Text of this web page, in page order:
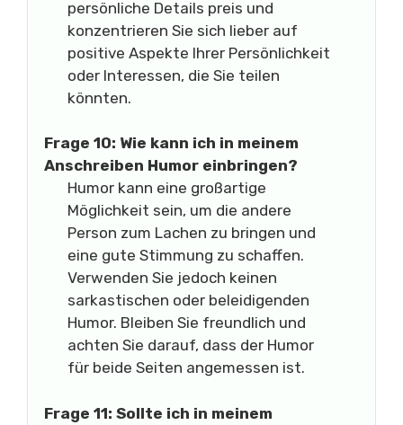
persönliche Details preis und
konzentrieren Sie sich lieber auf
positive Aspekte Ihrer Persönlichkeit
oder Interessen, die Sie teilen
könnten.
Frage 10: Wie kann ich in meinem
Anschreiben Humor einbringen?
Humor kann eine großartige
Möglichkeit sein, um die andere
Person zum Lachen zu bringen und
eine gute Stimmung zu schaffen.
Verwenden Sie jedoch keinen
sarkastischen oder beleidigenden
Humor. Bleiben Sie freundlich und
achten Sie darauf, dass der Humor
für beide Seiten angemessen ist.
Frage 11: Sollte ich in meinem